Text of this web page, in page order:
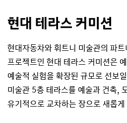
현대 테라스 커미션
현대자동차와 휘트니 미술관의 파
프로젝트인 현대 테라스 커미션은
예술적 실험을 확장된 규모로 선보
미술관 5층 테라스를 예술과 건축,
유기적으로 교차하는 장으로 새롭